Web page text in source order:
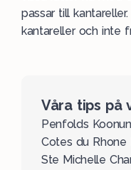
passar till
kantareller och inte
Våra tips på
Penfolds
Cotes du Rhone
Ste Michelle